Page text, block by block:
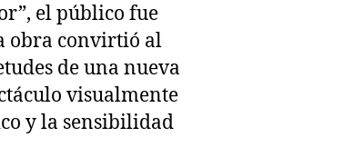
el público fue
obra convirtió al
de una nueva
visualmente
y la sensibilidad